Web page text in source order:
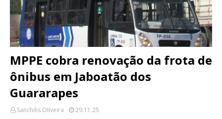
MPPE cobra renovação da frota de
ônibus em Jaboatão dos
Guararapes
Sanchilis Oliveira 29.11.25